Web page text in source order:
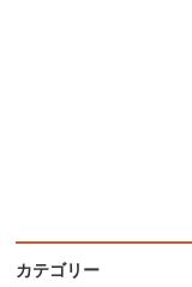
カテゴリー